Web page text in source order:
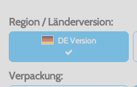
Region / Länderversion:
DE Version
Verpackung: